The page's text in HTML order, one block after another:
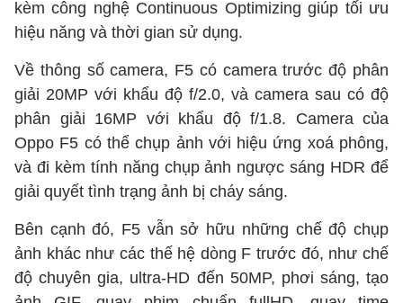
kèm công nghệ Continuous Optimizing giúp tối ưu
hiệu năng và thời gian sử dụng.
Về thông số camera, F5 có camera trước độ phân
giải 20MP với khẩu độ f/2.0, và camera sau có độ
phân giải 16MP với khẩu độ f/1.8. Camera của
Oppo F5 có thể chụp ảnh với hiệu ứng xoá phông,
và đi kèm tính năng chụp ảnh ngược sáng HDR để
giải quyết tình trạng ảnh bị cháy sáng.
Bên cạnh đó, F5 vẫn sở hữu những chế độ chụp
ảnh khác như các thế hệ dòng F trước đó, như chế
độ chuyên gia, ultra-HD đến 50MP, phơi sáng, tạo